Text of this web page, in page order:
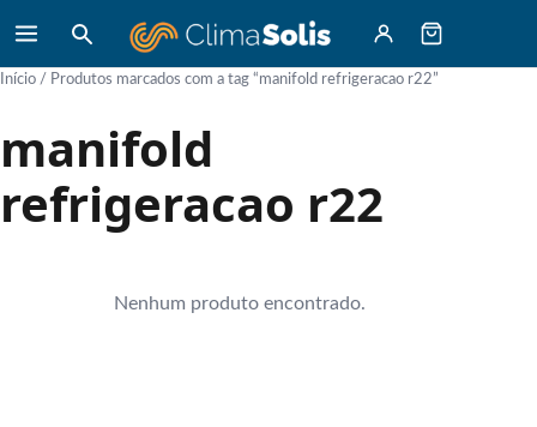
Início / Produtos marcados com a tag “manifold refrigeracao r22”
manifold
refrigeracao r22
Nenhum produto encontrado.